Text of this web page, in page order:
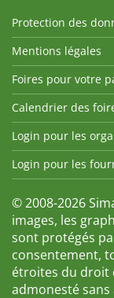
Protection des
Mentions légales
Foires pour votre
Calendrier des
Login pour les
Login pour les
© 2008-2026
images, les
sont protégés
consentement,
étroites du droit
admonesté sans